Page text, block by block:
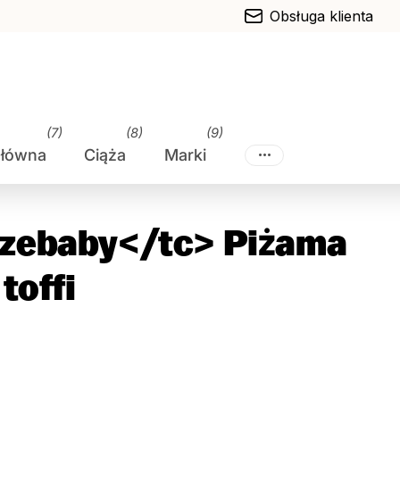
Obsługa klienta
(7)
Ciąża
(8)
Marki
(9)
tc> Piżama
toffi